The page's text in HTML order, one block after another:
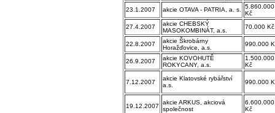
23.1.2007 akcie OTAVA - PATRIA, a. s.
5.860.000
Kč
27.4.2007
akcie CHEBSKÝ
MASOKOMBINÁT, a.s.
70.000 Kč
22.8.2007
akcie Škrobárny
Horažďovice, a.s.
990.000
26.9.2007
akcie KOVOHUTĚ
ROKYCANY, a.s.
1.500.000
Kč
7.12.2007
akcie Klatovské rybářství
a.s.
990.000
19.12.2007
akcie ARKUS, akciová
společnost
6.600.000
Kč